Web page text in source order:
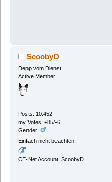
ScoobyD
Depp vom Dienst
Active Member
Posts: 10.452
my Votes: +85/-6
Gender:
Einfach nicht beachten.
CE-Net Account: ScoobyD